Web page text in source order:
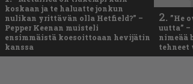
koskaan ja te haluatte jonkun
nulikan yrittävän olla Hetfield?” –
Pepper Keenan muisteli
ensimmäistä koesoittoaan hevijätin
kanssa
2. ”He
uutta” –
nimeää
tehneet